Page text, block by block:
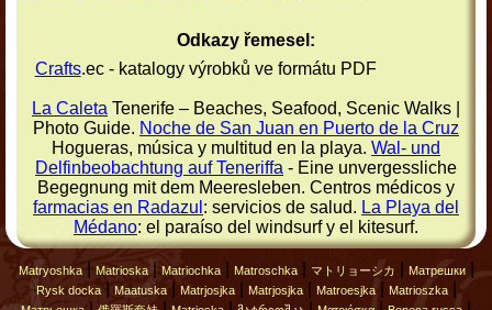
Odkazy řemesel:
Crafts.ec - katalogy výrobků ve formátu PDF
La Caleta Tenerife – Beaches, Seafood, Scenic Walks |
Photo Guide. Noche de San Juan en Puerto de la Cruz
Hogueras, música y multitud en la playa. Wal- und
Delfinbeobachtung auf Teneriffa - Eine unvergessliche
Begegnung mit dem Meeresleben. Centros médicos y
farmacias en Radazul : servicios de salud. La Playa del
Médano: el paraíso del windsurf y el kitesurf.
Matryoshka| Matrioska| Matriochka| Matroschka| マトリョーシカ Матрешки|
Rysk docka| Maatuska| Matrjosjka| Matrjosjka| Matroesjka| Matrioszka|